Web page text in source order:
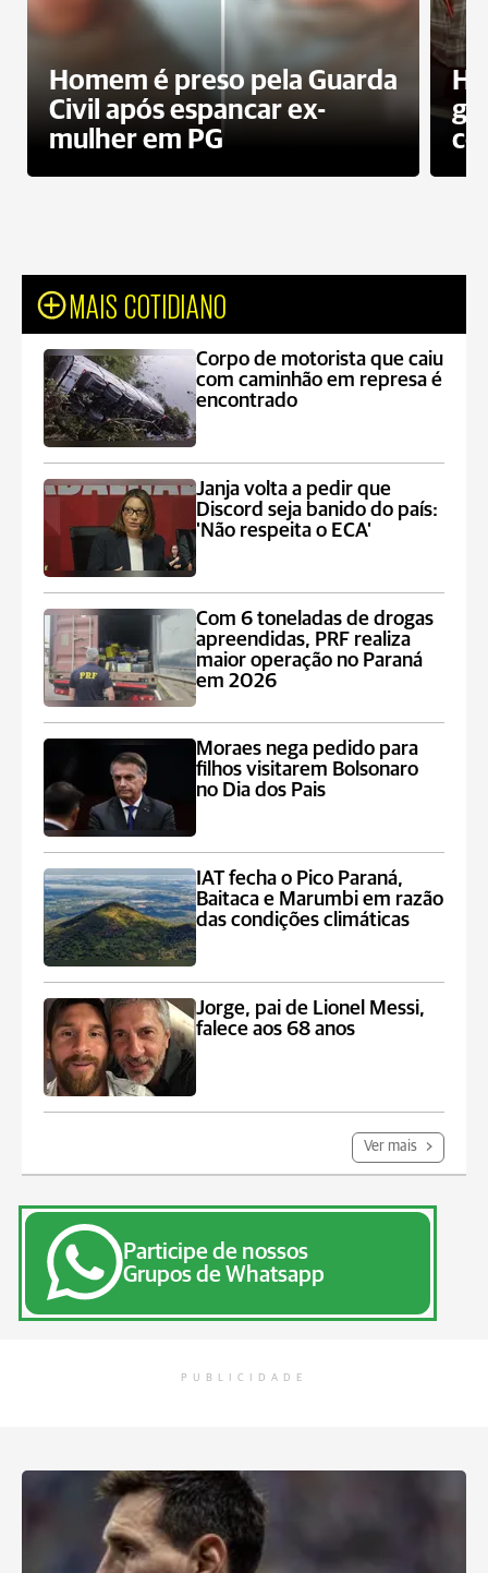
Homem é preso pela Guarda
Civil após espancar ex-
mulher em PG
MAIS COTIDIANO
Corpo de motorista que caiu
com caminhão em represa é
encontrado
Janja volta a pedir que
Discord seja banido do país:
'Não respeita o ECA'
Com 6 toneladas de drogas
apreendidas, PRF realiza
maior operação no Paraná
em 2026
Moraes nega pedido para
filhos visitarem Bolsonaro
no Dia dos Pais
IAT fecha o Pico Paraná,
Baitaca e Marumbi em razão
das condições climáticas
Jorge, pai de Lionel Messi,
falece aos 68 anos
Ver mais
Participe de nossos
Grupos de Whatsapp
PUBLICIDADE